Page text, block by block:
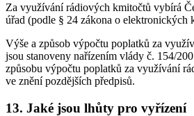
Za využívání rádiových kmitočtů vybírá
úřad (podle § 24 zákona o elektronických
Výše a způsob výpočtu poplatků za
jsou stanoveny nařízením vlády č. 154/
způsobu výpočtu poplatků za využívání
ve znění pozdějších předpisů.
13. Jaké jsou lhůty pro vyřízení